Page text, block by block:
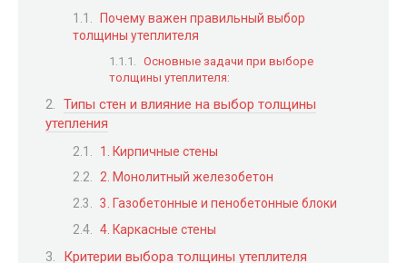
Почему важен правильный выбор
толщины утеплителя
Основные задачи при выборе
толщины утеплителя:
Типы стен и влияние на выбор толщины
утепления
1. Кирпичные стены
2. Монолитный железобетон
3. Газобетонные и пенобетонные блоки
4. Каркасные стены
Критерии выбора толщины утеплителя